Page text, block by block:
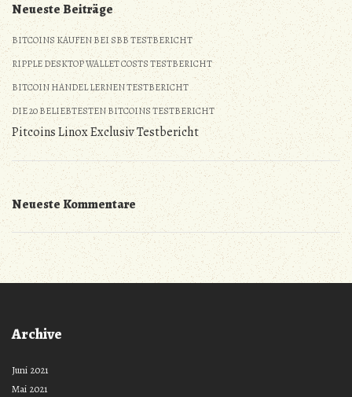
Neueste Beiträge
BITCOINS KAUFEN BEI SBB TESTBERICHT
RIPPLE DESKTOP WALLET COSTS TESTBERICHT
BITCOIN HANDEL LERNEN TESTBERICHT
DIE 20 BELIEBTESTEN BITCOINS TESTBERICHT
Pitcoins Linox Exclusiv Testbericht
Neueste Kommentare
Archive
Juni 2021
Mai 2021